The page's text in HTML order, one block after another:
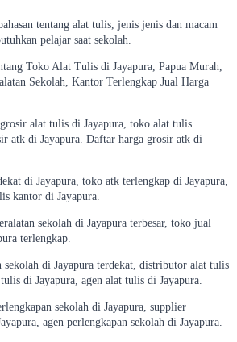
tentang alat tulis, jenis jenis dan macam
pelajar saat sekolah.
Toko Alat Tulis di Jayapura, Papua Murah,
Sekolah, Kantor Terlengkap Jual Harga
alat tulis di Jayapura, toko alat tulis
atk di Jayapura. Daftar harga grosir atk di
di Jayapura, toko atk terlengkap di Jayapura,
kantor di Jayapura.
sekolah di Jayapura terbesar, toko jual
terlengkap.
sekolah di Jayapura terdekat, distributor alat tulis
di Jayapura, agen alat tulis di Jayapura.
sekolah di Jayapura, supplier
agen perlengkapan sekolah di Jayapura.